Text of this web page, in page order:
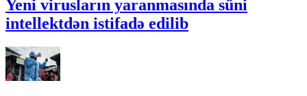
Yeni virusların yaranmasında süni
intellektdən istifadə edilib